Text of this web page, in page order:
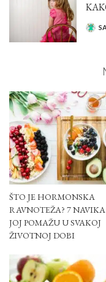
ŠTO JE HORMONSKA
RAVNOTEŽA? 7
JOJ POMAŽU U SVAKOJ
ŽIVOTNOJ DOBI